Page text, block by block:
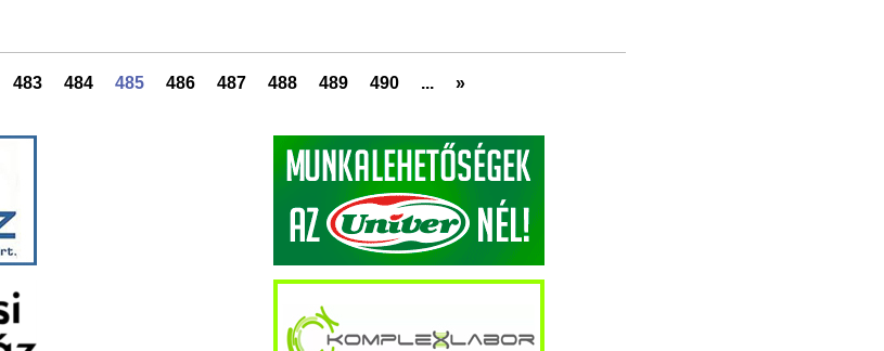
483 484 485 486 487 488 489 490 ... »